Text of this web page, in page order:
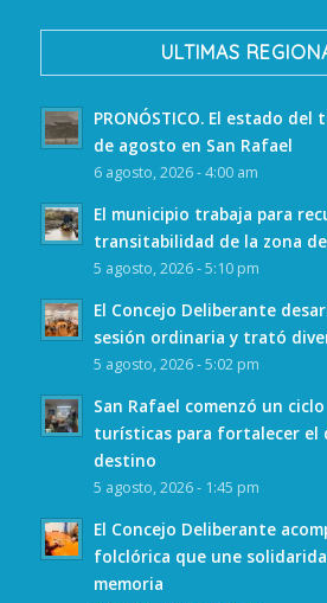
ULTIMAS
PRONÓSTICO. El estado
de agosto en San Rafael
6 agosto, 2026 - 4:00 am
El municipio trabaja para
transitabilidad de la zona de
5 agosto, 2026 - 5:10 pm
El Concejo Deliberante
sesión ordinaria y trató
5 agosto, 2026 - 5:02 pm
San Rafael comenzó un
turísticas para fortalecer el
destino
5 agosto, 2026 - 1:45 pm
El Concejo Deliberante
folclórica que une
memoria